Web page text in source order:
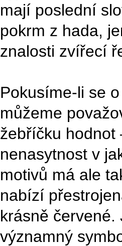
mají poslední
pokrm z hada,
znalosti zvířecí
Pokusíme-li se
můžeme
žebříčku hodnot
nenasytnost v
motivů má ale
nabízí
krásně
významný